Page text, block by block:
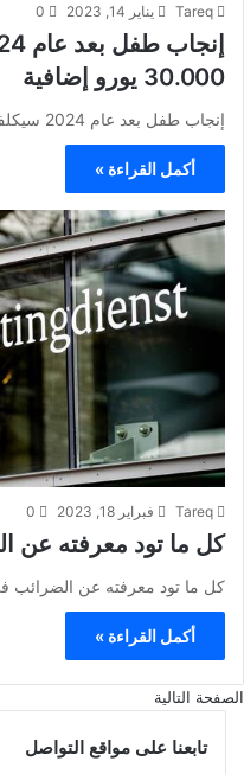
Tareq يناير 14, 2023 0
30.000 يورو إضافية
إنجاب طفل بعد عام 2024 سيكلف الآباء في هولندا 30.000 يورو إضافية
أكمل القراءة »
Tareq فبراير 18, 2023 0
كل ما تود معرفته عن
كل ما تود معرفته عن الضرائب
أكمل القراءة »
الصفحة التالية
تابعنا على مواقع التواصل